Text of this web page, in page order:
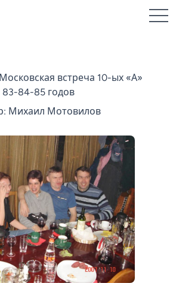
встреча 10-ых «А»
83-84-85 годов
Михаил Мотовилов